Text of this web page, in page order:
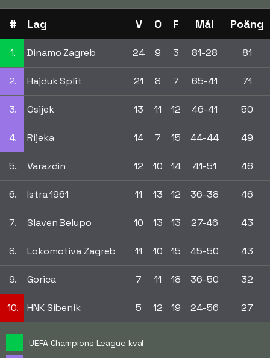
# Lag V O F Mål Poäng
1. Dinamo Zagreb 24 9 3 81-28 81
2. Hajduk Split 21 8 7 65-41 71
3. Osijek 13 11 12 46-41 50
4. Rijeka 14 7 15 44-44 49
5. Varazdin 12 10 14 41-51 46
6. Istra 1961 11 13 12 36-38 46
7. Slaven Belupo 10 13 13 27-46 43
8. Lokomotiva Zagreb 11 10 15 45-50 43
9. Gorica 7 11 18 36-50 32
10. HNK Sibenik 5 12 19 24-56 27
UEFA Champions League kval